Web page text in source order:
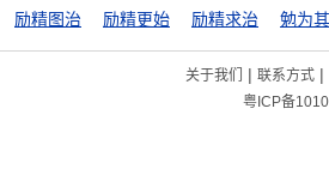
励精图治 励精更始 励精求治 勉为
关于我们 | 联系方式|
粤ICP备